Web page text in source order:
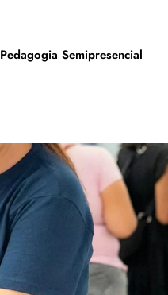
Pedagogia Semipresencial